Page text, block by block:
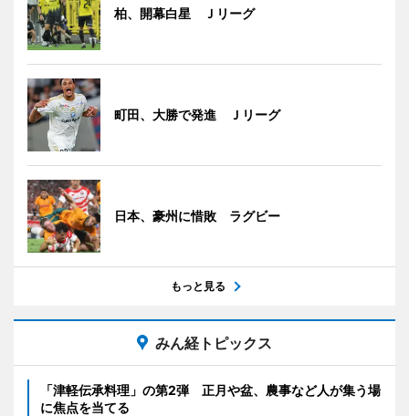
柏、開幕白星 Ｊリーグ
町田、大勝で発進 Ｊリーグ
日本、豪州に惜敗 ラグビー
もっと見る
みん経トピックス
「津軽伝承料理」の第2弾 正月や盆、農事など人が集う場
に焦点を当てる